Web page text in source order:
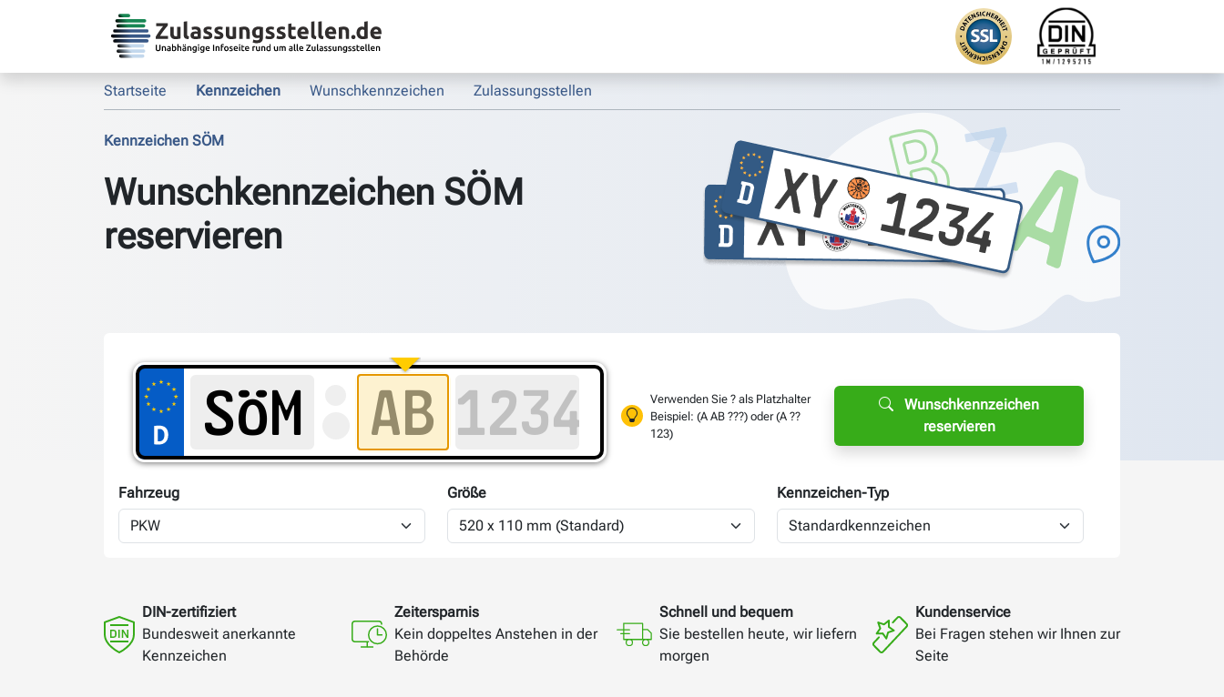
Startseite Kennzeichen Wunschkennzeichen Zulassungsstellen
Kennzeichen SÖM
Wunschkennzeichen SÖM
reservieren
Verwenden Sie ? als Platzhalter
Beispiel: (A AB ???) oder (A ??
123)
Wunschkennzeichen
reservieren
Fahrzeug Größe Kennzeichen-Typ
DIN-zertifiziert
Bundesweit anerkannte
Kennzeichen
Zeitersparnis
Kein doppeltes Anstehen in der
Behörde
Schnell und bequem
Sie bestellen heute, wir liefern
morgen
Kundenservice
Bei Fragen stehen wir Ihnen zur
Seite